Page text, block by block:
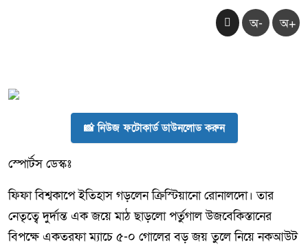
অ- অ+
📸 নিউজ ফটোকার্ড ডাউনলোড করুন
স্পোর্টস ডেস্কঃ
ফিফা বিশ্বকাপে ইতিহাস গড়লেন ক্রিস্টিয়ানো রোনালদো। তার
নেতৃত্বে দুর্দান্ত এক জয়ে মাঠ ছাড়লো পর্তুগাল উজবেকিস্তানের
বিপক্ষে একতরফা ম্যাচে ৫-০ গোলের বড় জয় তুলে নিয়ে নকআউট